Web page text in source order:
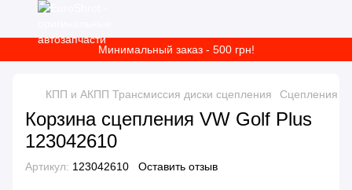
Минимальный заказ - 500 грн!
КПП и АКПП Трансмиссия диски сцепления Сцепления
Корзина сцепления VW Golf Plus
123042610
Артикул: 123042610 Оставить отзыв